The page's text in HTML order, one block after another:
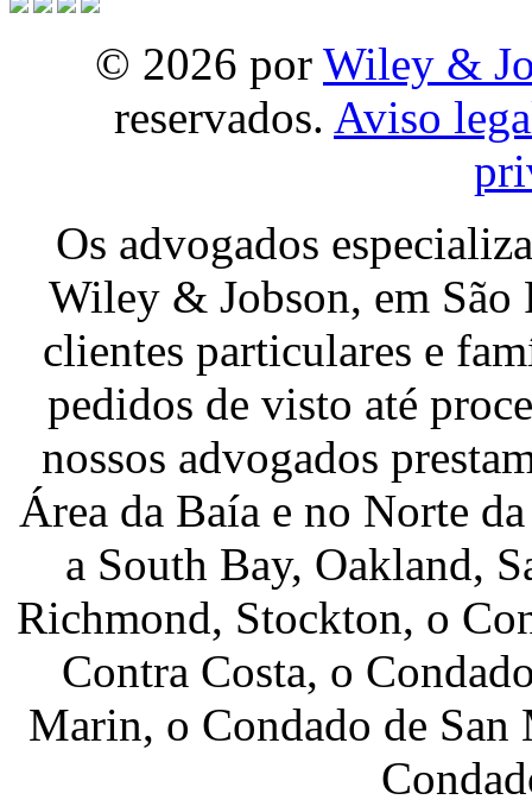
© 2026 por Wiley &
reservados. Aviso
Os advogados
Wiley & Jobson, em São
clientes particulares e
pedidos de visto até
nossos advogados
Área da Baía e no Norte
a South Bay, Oakland,
Richmond, Stockton, o
Contra Costa, o
Marin, o Condado de San